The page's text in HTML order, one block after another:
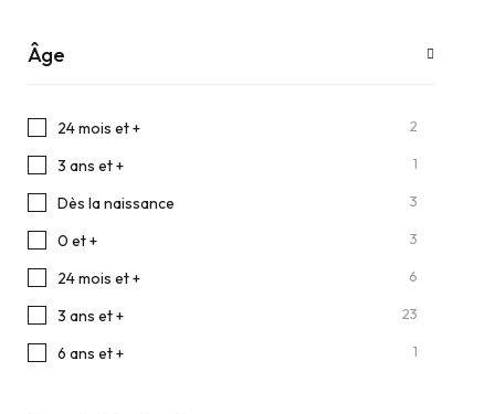
Âge
24 mois et + 2
3 ans et + 1
Dès la naissance 3
0 et + 3
24 mois et + 6
3 ans et + 23
6 ans et + 1